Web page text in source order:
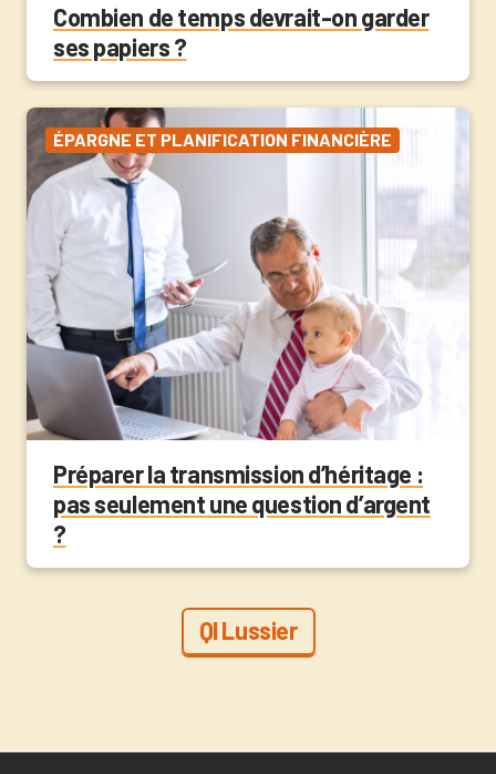
Combien de temps devrait-on garder
ses papiers ?
ÉPARGNE ET PLANIFICATION FINANCIÈRE
Préparer la transmission d’héritage :
pas seulement une question d’argent
?
QI Lussier